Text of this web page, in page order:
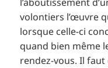
volontiers l’œuvre
lorsque celle-ci
quand bien même
rendez-vous. Il